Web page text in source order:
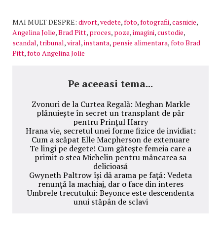
MAI MULT DESPRE: divort,vedete,foto,fotografii,casnicie,
Angelina Jolie,Brad Pitt, proces, poze,imagini,custodie,
scandal,tribunal,viral,instanta, pensie alimentara,foto Brad
Pitt,foto Angelina Jolie
Pe aceeasi tema...
Zvonuri de la Curtea Regală: Meghan Markle
plănuiește în secret un transplant de păr
pentru Prințul Harry
Hrana vie, secretul unei forme fizice de invidiat:
Cum a scăpat Elle Macpherson de extenuare
Te lingi pe degete! Cum gătește femeia care a
primit o stea Michelin pentru mâncarea sa
delicioasă
Gwyneth Paltrow își dă arama pe față: Vedeta
renunță la machiaj, dar o face din interes
Umbrele trecutului: Beyonce este descendenta
unui stăpân de sclavi